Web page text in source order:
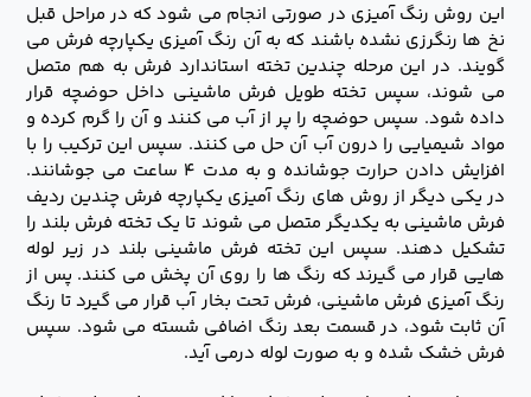
این روش رنگ آمیزی در صورتی انجام می شود که در مراحل قبل
نخ ها رنگرزی نشده باشند که به آن رنگ آمیزی یکپارچه فرش می
گویند. در این مرحله چندین تخته استاندارد فرش به هم متصل
می شوند، سپس تخته طویل فرش ماشینی داخل حوضچه قرار
داده شود. سپس حوضچه را پر از آب می کنند و آن را گرم کرده و
مواد شیمیایی را درون آب آن حل می کنند. سپس این ترکیب را با
افزایش دادن حرارت جوشانده و به مدت ۴ ساعت می جوشانند.
در یکی دیگر از روش های رنگ آمیزی یکپارچه فرش چندین ردیف
فرش ماشینی به یکدیگر متصل می شوند تا یک تخته فرش بلند را
تشکیل دهند. سپس این تخته فرش ماشینی بلند در زیر لوله
هایی قرار می گیرند که رنگ ها را روی آن پخش می کنند. پس از
رنگ آمیزی فرش ماشینی، فرش تحت بخار آب قرار می گیرد تا رنگ
آن ثابت شود، در قسمت بعد رنگ اضافی شسته می شود. سپس
فرش خشک شده و به صورت لوله درمی آید.